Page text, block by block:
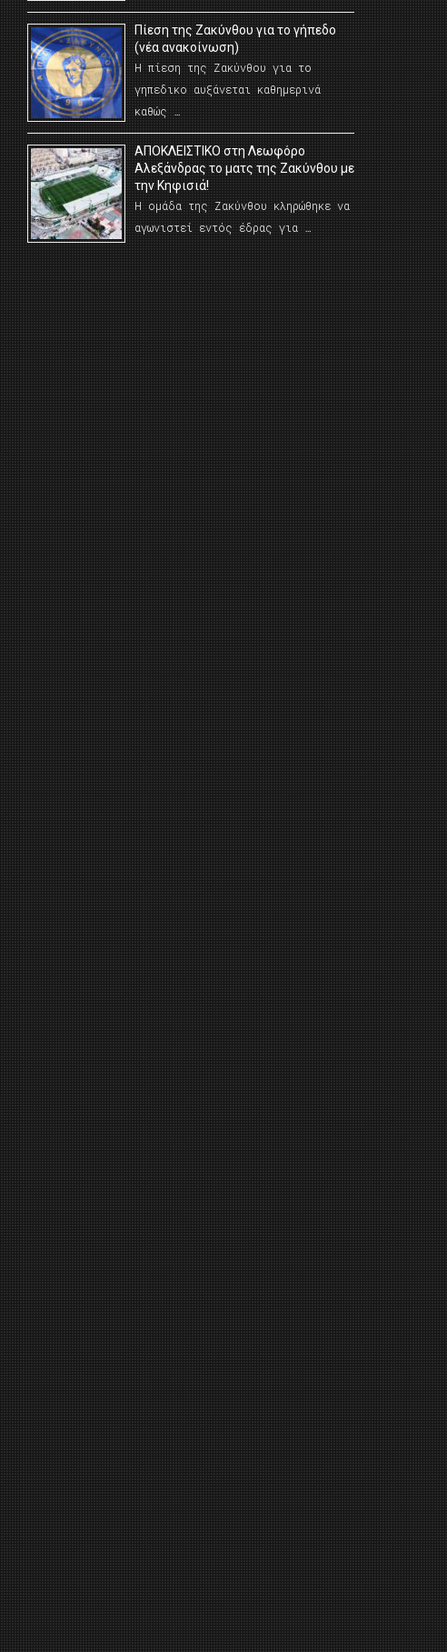
Πίεση της Ζακύνθου για το γήπεδο
(νέα ανακοίνωση)
Η πίεση της Ζακύνθου για το
γηπεδικο αυξάνεται καθημερινά
καθώς …
AΠΟΚΛΕΙΣΤΙΚΟ στη Λεωφόρο
Αλεξάνδρας το ματς της Ζακύνθου με
την Κηφισιά!
Η ομάδα της Ζακύνθου κληρώθηκε να
αγωνιστεί εντός έδρας για …